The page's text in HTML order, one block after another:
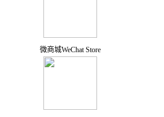
微商城WeChat Store